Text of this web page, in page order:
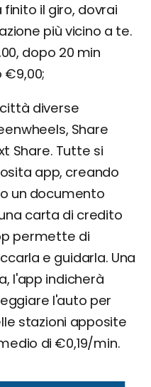
il giro, dovrai
più vicino a te.
dopo 20 min
€9,00;
diverse
Share
Share. Tutte si
app, creando
un documento
carta di credito
permette di
e guidarla. Una
l'app indicherà
l'auto per
stazioni apposite
di €0,19/min.